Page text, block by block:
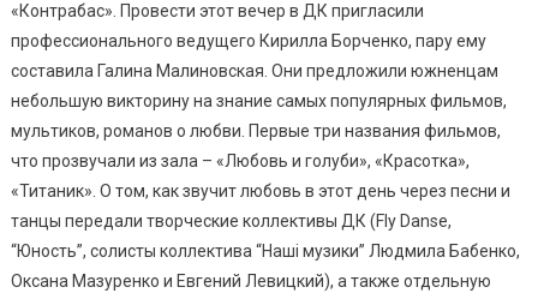
«Контрабас». Провести этот вечер в ДК пригласили
профессионального ведущего Кирилла Борченко, пару ему
составила Галина Малиновская. Они предложили южненцам
небольшую викторину на знание самых популярных фильмов,
мультиков, романов о любви. Первые три названия фильмов,
что прозвучали из зала – «Любовь и голуби», «Красотка»,
«Титаник». О том, как звучит любовь в этот день через песни и
танцы передали творческие коллективы ДК (Fly Danse,
“Юность”, солисты коллектива “Наші музики” Людмила Бабенко,
Оксана Мазуренко и Евгений Левицкий), а также отдельную